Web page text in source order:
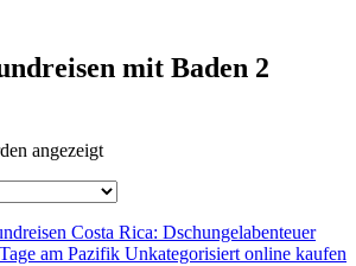
mit Baden 2
angezeigt